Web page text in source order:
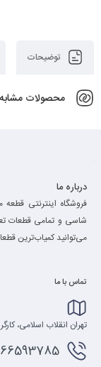
توضیحات
محصولات مشابه
درباره ما
فروشگاه اینترنتی قطعه
شاسی و تمامی قطعات
می‌توانید کمیاب‌ترین
تماس با ما
تهران انقلاب اسلامی، کارگر جنوبی
66593785